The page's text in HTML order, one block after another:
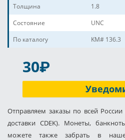
Толщина
1.8
Состояние
UNC
По каталогу
KM# 136.3
30P
Отправляем заказы по всей
доставки CDEK). Монеты,
можете также забрать в